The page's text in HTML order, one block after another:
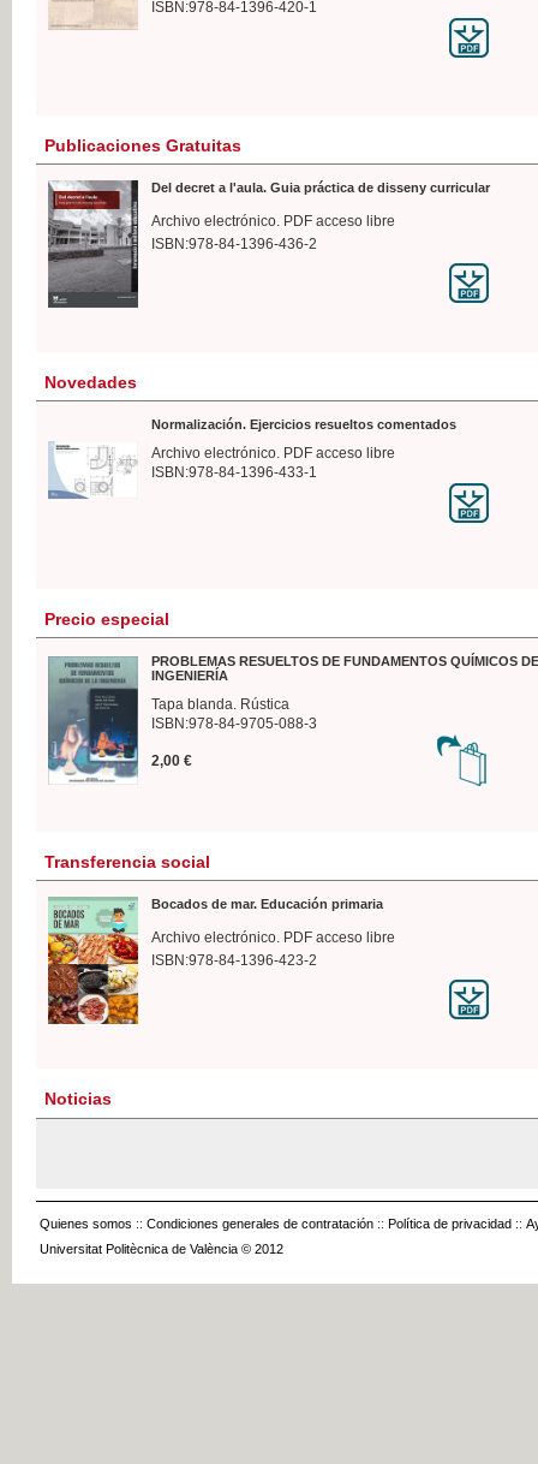
ISBN:978-84-1396-420-1
Publicaciones Gratuitas
Del decret a l'aula. Guia práctica de disseny curricular
Archivo electrónico. PDF acceso libre
ISBN:978-84-1396-436-2
Novedades
Normalización. Ejercicios resueltos comentados
Archivo electrónico. PDF acceso libre
ISBN:978-84-1396-433-1
Precio especial
PROBLEMAS RESUELTOS DE FUNDAMENTOS QUÍMICOS
INGENIERÍA
Tapa blanda. Rústica
ISBN:978-84-9705-088-3
2,00 €
Transferencia social
Bocados de mar. Educación primaria
Archivo electrónico. PDF acceso libre
ISBN:978-84-1396-423-2
Noticias
Quienes somos :: Condiciones generales de contratación :: Política de privacidad ::
Universitat Politècnica de València © 2012